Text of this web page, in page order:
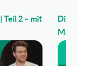
Teil 2 – mit